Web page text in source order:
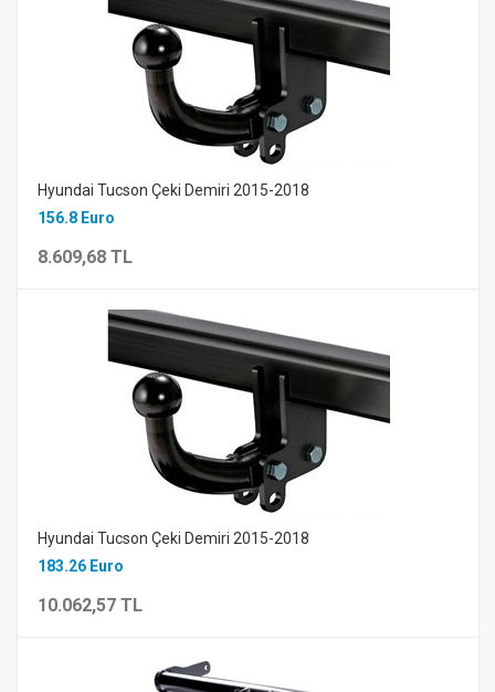
Hyundai Tucson Çeki Demiri 2015-2018
156.8 Euro
8.609,68 TL
Hyundai Tucson Çeki Demiri 2015-2018
183.26 Euro
10.062,57 TL